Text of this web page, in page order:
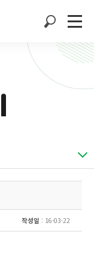
작성일 : 16-03-22